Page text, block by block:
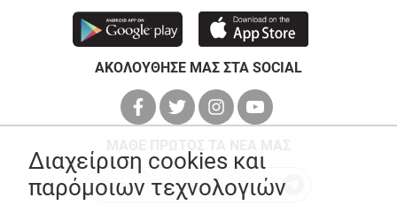
ΑΚΟΛΟΥΘΗΣΕ ΜΑΣ ΣΤΑ SOCIAL
Διαχείριση cookies και
παρόμοιων τεχνολογιών